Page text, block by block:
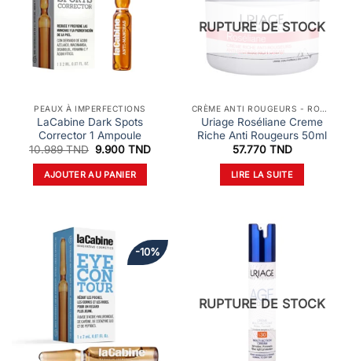
PEAUX À IMPERFECTIONS
LaCabine Dark Spots
Corrector 1 Ampoule
10.989TND Le
initial
était :
10.989 TND.
9.900TNDLe
AJOUTER AU PANIER
RUPTURE DE STOCK
CRÈME ANTI ROUGEURS - ROSACÉE ET COUPEROSE
Uriage Roséliane Creme
Riche Anti Rougeurs 50ml
57.770 TND
LIRE LA SUITE
-10%
RUPTURE DE STOCK